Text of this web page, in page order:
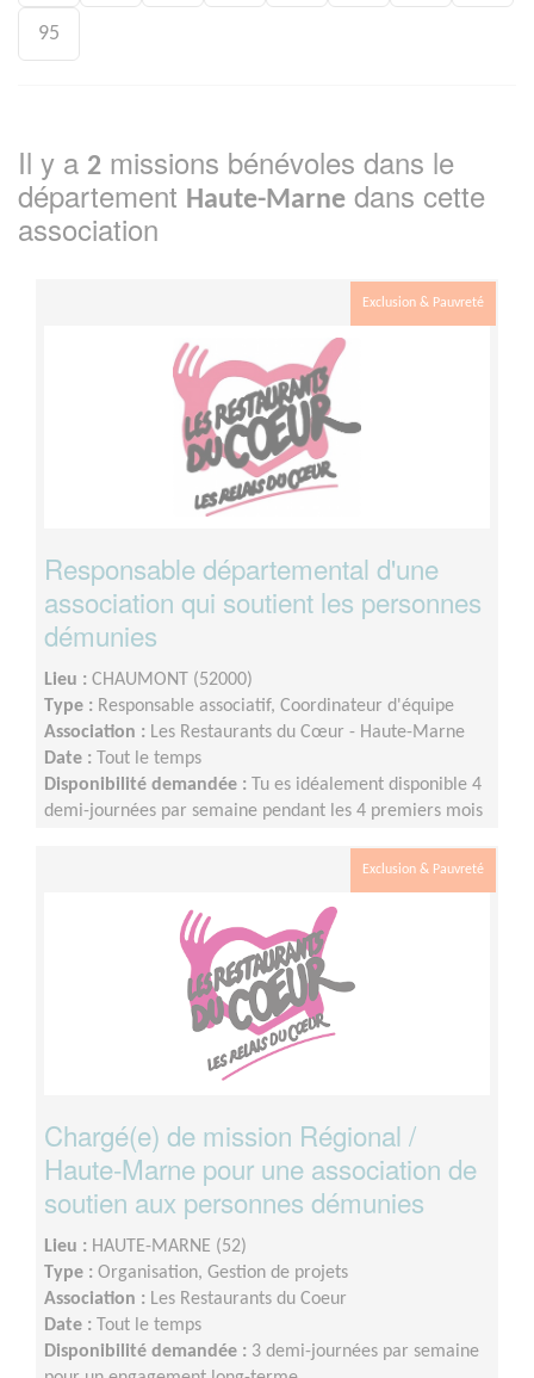
95
Il y a 2 missions bénévoles dans le
département Haute-Marne dans cette
association
Exclusion & Pauvreté
Responsable départemental d'une
association qui soutient les personnes
démunies
Lieu : CHAUMONT (52000)
Type : Responsable associatif, Coordinateur d'équipe
Association : Les Restaurants du Cœur - Haute-Marne
Date : Tout le temps
Disponibilité demandée : Tu es idéalement disponible 4
demi-journées par semaine pendant les 4 premiers mois
Exclusion & Pauvreté
Chargé(e) de mission Régional /
Haute-Marne pour une association de
soutien aux personnes démunies
Lieu : HAUTE-MARNE (52)
Type : Organisation, Gestion de projets
Association : Les Restaurants du Coeur
Date : Tout le temps
Disponibilité demandée : 3 demi-journées par semaine